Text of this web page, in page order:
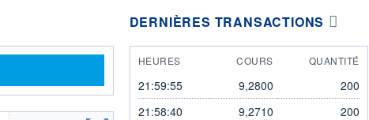
DERNIÈRES TRANSACTIONS
HEURES COURS QUANTITÉ
21:59:55 9,2800
200
21:58:40
9,2710
200